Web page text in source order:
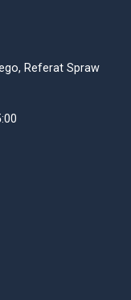
Referat Spraw